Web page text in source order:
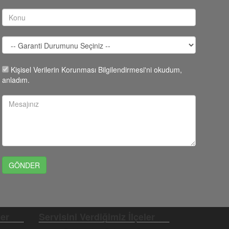
Kişisel Verilerin Korunması Bilgilendirmesi'ni okudum,
anladım.